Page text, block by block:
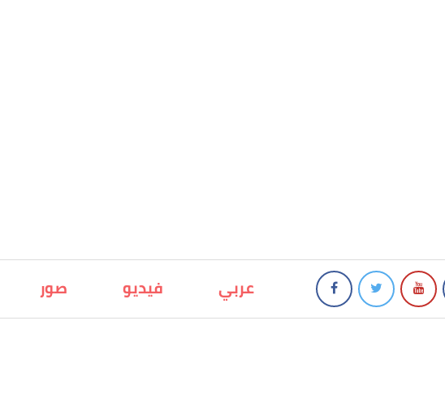
صور فيديو عربي